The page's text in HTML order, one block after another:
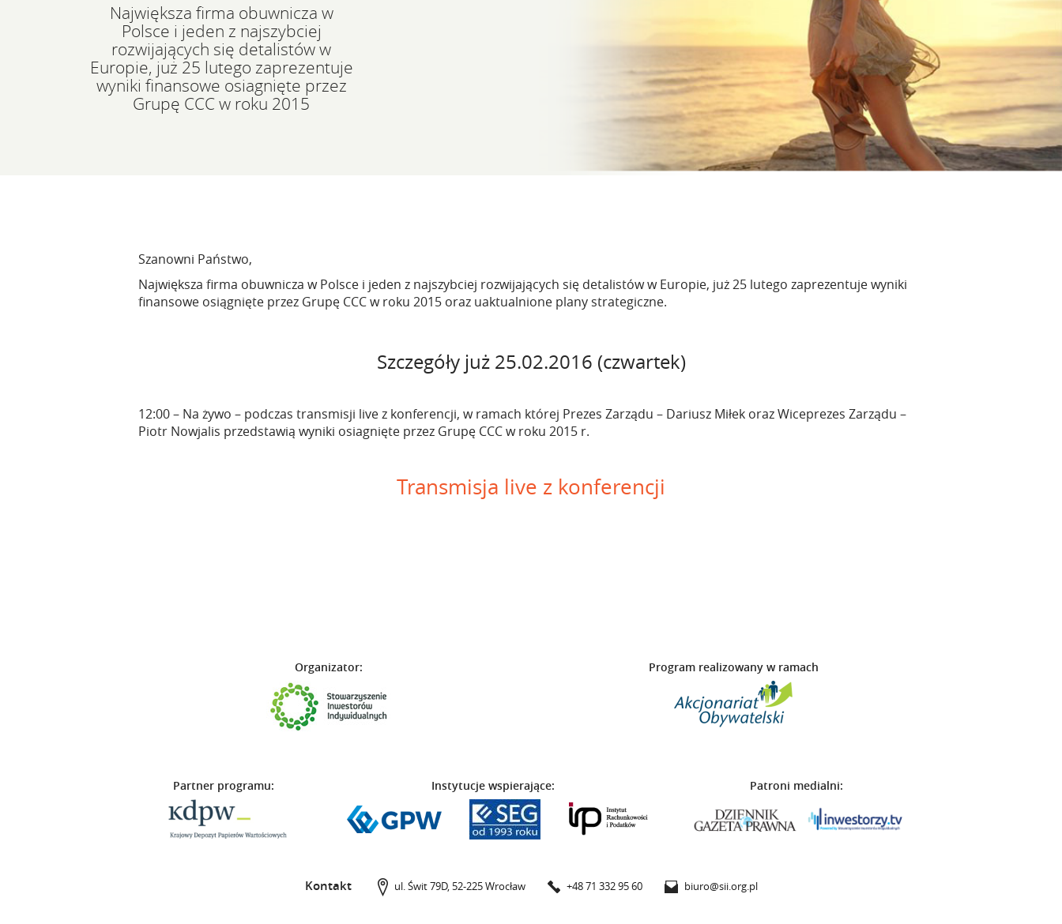
Największa firma obuwnicza w
Polsce i jeden z najszybciej
rozwijających się detalistów w
Europie, już 25 lutego zaprezentuje
wyniki finansowe osiagnięte przez
Grupę CCC w roku 2015
Szanowni Państwo,
Największa firma obuwnicza w Polsce i jeden z najszybciej rozwijających się detalistów w Europie, już 25 lutego zaprezentuje wyniki
finansowe osiągnięte przez Grupę CCC w roku 2015 oraz uaktualnione plany strategiczne.
Szczegóły już 25.02.2016 (czwartek)
12:00 – Na żywo – podczas transmisji live z konferencji, w ramach której Prezes Zarządu – Dariusz Miłek oraz Wiceprezes Zarządu –
Piotr Nowjalis przedstawią wyniki osiagnięte przez Grupę CCC w roku 2015 r.
Transmisja live z konferencji
Organizator: Program realizowany w ramach
Partner programu: Instytucje wspierające: Patroni medialni:
Kontakt ul. Świt 79D, 52-225 Wrocław +48 71 332 95 60 biuro@sii.org.pl